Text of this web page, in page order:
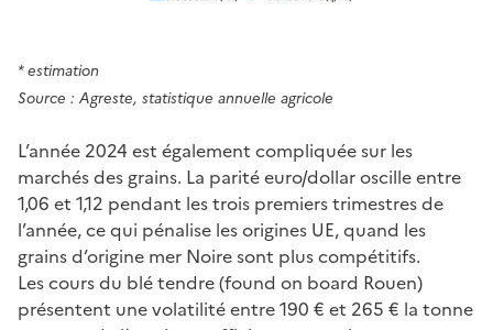
* estimation
Source : Agreste, statistique annuelle agricole
L’année 2024 est également compliquée sur les
marchés des grains. La parité euro/dollar oscille entre
1,06 et 1,12 pendant les trois premiers trimestres de
l’année, ce qui pénalise les origines UE, quand les
grains d’origine mer Noire sont plus compétitifs.
Les cours du blé tendre (found on board Rouen)
présentent une volatilité entre 190 € et 265 € la tonne